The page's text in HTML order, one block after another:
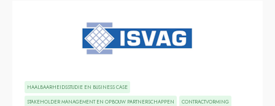
HAALBAARHEIDSSTUDIE EN BUSINESS CASE
STAKEHOLDER MANAGEMENT EN OPBOUW PARTNERSCHAPPEN
CONTRACTVORMING